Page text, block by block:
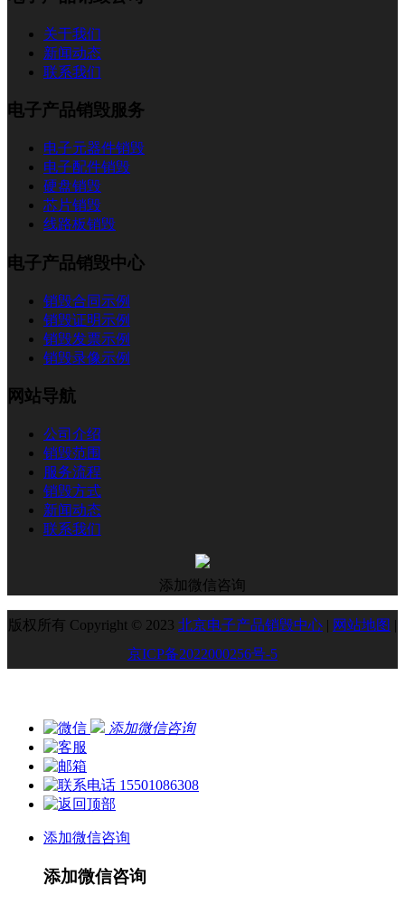
关于我们
新闻动态
联系我们
电子产品销毁服务
电子元器件销毁
电子配件销毁
硬盘销毁
芯片销毁
线路板销毁
电子产品销毁中心
销毁合同示例
销毁证明示例
销毁发票示例
销毁录像示例
网站导航
公司介绍
销毁范围
服务流程
销毁方式
新闻动态
联系我们
添加微信咨询
版权所有 Copyright © 2023 北京电子产品销毁中心 | 网站地图 |
京ICP备2022000256号-5
添加微信咨询
15501086308
添加微信咨询
添加微信咨询